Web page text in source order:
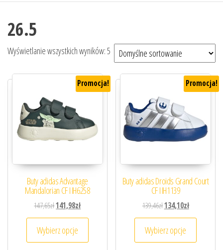
26.5
Wyświetlanie wszystkich wyników: 5
Promocja!
Buty adidas Advantage
Mandalorian CF I IH6258
147,65złPierwotna cena wynosiła: 147,65zł.
141,98złAktualna cena wynosi: 141,98zł.
Wybierz opcje
Ten produkt ma wiele wariantów. Opcje
Promocja!
Buty adidas Droids Grand Court
CF I IH1139
139,46złPierwotna cena
134,10złAktualna
Wybierz opcje
Ten